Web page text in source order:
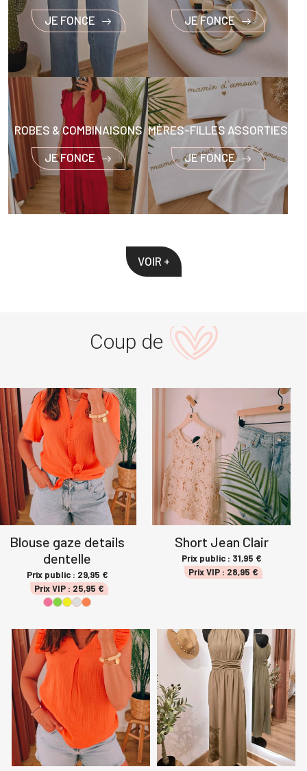
JE FONCE
JE FONCE
ROBES & COMBINAISONS
JE FONCE
MÈRES-FILLES ASSORTIES
JE FONCE
VOIR +
Coup de
Blouse gaze details
dentelle
Prix public : 29,95 €
Prix VIP : 25,95 €
Short Jean Clair
Prix public : 31,95 €
Prix VIP : 28,95 €